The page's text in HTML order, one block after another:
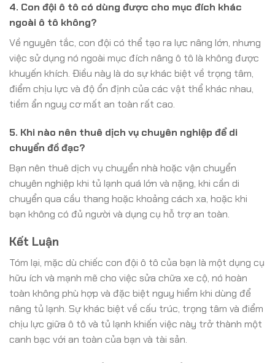
4. Con đội ô tô có dùng được cho mục đích khác
ngoài ô tô không?
Về nguyên tắc, con đội có thể tạo ra lực nâng lớn, nhưng
việc sử dụng nó ngoài mục đích nâng ô tô là không được
khuyến khích. Điều này là do sự khác biệt về trọng tâm,
điểm chịu lực và độ ổn định của các vật thể khác nhau,
tiềm ẩn nguy cơ mất an toàn rất cao.
5. Khi nào nên thuê dịch vụ chuyên nghiệp để di
chuyển đồ đạc?
Bạn nên thuê dịch vụ chuyển nhà hoặc vận chuyển
chuyên nghiệp khi tủ lạnh quá lớn và nặng, khi cần di
chuyển qua cầu thang hoặc khoảng cách xa, hoặc khi
bạn không có đủ người và dụng cụ hỗ trợ an toàn.
Kết Luận
Tóm lại, mặc dù chiếc con đội ô tô của bạn là một dụng cụ
hữu ích và mạnh mẽ cho việc sửa chữa xe cộ, nó hoàn
toàn không phù hợp và đặc biệt nguy hiểm khi dùng để
nâng tủ lạnh. Sự khác biệt về cấu trúc, trọng tâm và điểm
chịu lực giữa ô tô và tủ lạnh khiến việc này trở thành một
canh bạc với an toàn của bạn và tài sản.